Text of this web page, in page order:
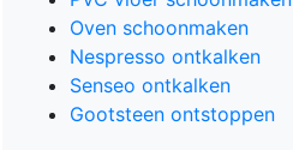
Oven schoonmaken
Nespresso ontkalken
Senseo ontkalken
Gootsteen ontstoppen